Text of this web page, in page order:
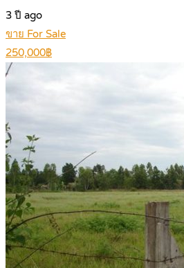
3 ปี ago
ขาย For Sale
250,000฿